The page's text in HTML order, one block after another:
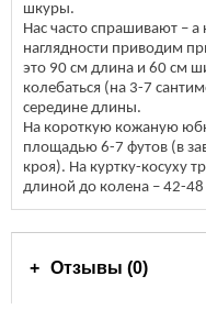
шкуры.
Нас часто спрашивают –
наглядности приводим
это 90 см длина и 60 см
колебаться (на 3-7
середине длины.
На короткую кожаную
площадью 6-7 футов (в
кроя). На куртку-косуху
длиной до колена – 42-48
Отзывы (0)